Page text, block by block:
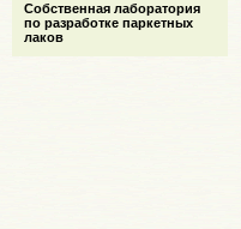
Cобственная лаборатория
по разработке паркетных
лаков